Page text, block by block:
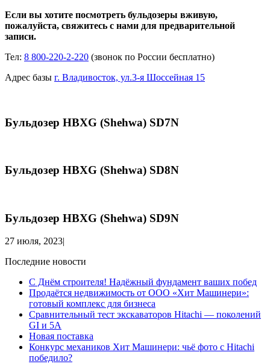
Если вы хотите посмотреть бульдозеры вживую,
пожалуйста, свяжитесь с нами для предварительной
записи.
Тел: 8 800-220-2-220 (звонок по России бесплатно)
Адрес базы г. Владивосток, ул.3-я Шоссейная 15
Бульдозер HBXG (Shehwa) SD7N
Бульдозер HBXG (Shehwa) SD8N
Бульдозер HBXG (Shehwa) SD9N
27 июля, 2023|
Последние новости
С Днём строителя! Надёжный фундамент ваших побед
Продаётся недвижимость от ООО «Хит Машинери»:
готовый комплекс для бизнеса
Сравнительный тест экскаваторов Hitachi — поколений
GI и 5A
Новая поставка
Конкурс механиков Хит Машинери: чьё фото с Hitachi
победило?